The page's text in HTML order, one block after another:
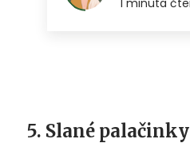
5. Slané palačinky